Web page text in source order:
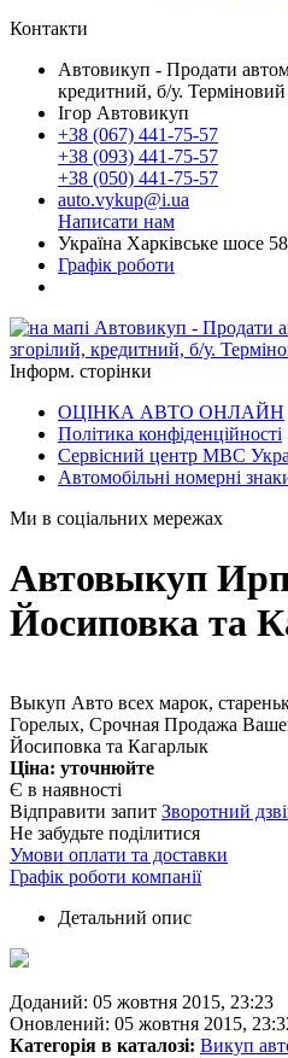
Контакти
Автовикуп - Продати
кредитний, б/у.
Ігор Автовикуп
+38 (067) 441-75-57
+38 (093) 441-75-57
+38 (050) 441-75-57
auto.vykup@i.ua
Написати нам
Україна Харківське шосе
Графік роботи
Інформ. сторінки
ОЦІНКА АВТО ОНЛАЙН
Політика конфіденційності
Сервісний центр МВС
Автомобільні номерні
Ми в соціальних мережах
Автовыкуп
Йосиповка та
Выкуп Авто всех марок,
Горелых, Срочная Продажа
Йосиповка та Кагарлык
Ціна: уточнюйте
Є в наявності
Відправити запит Зворотний
Не забудьте поділитися
Умови оплати та доставки
Графік роботи компанії
Детальний опис
Доданий: 05 жовтня 2015, 23:23
Оновлений: 05 жовтня 2015,
Категорія в каталозі: Викуп